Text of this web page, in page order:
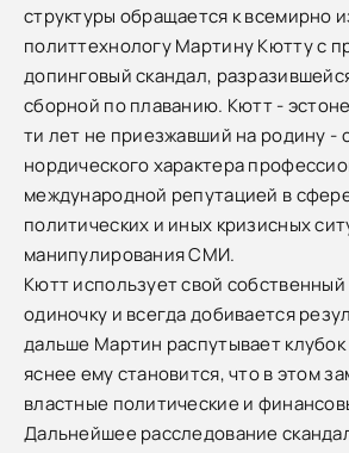
структуры обращается к всемирно
политтехнологу Мартину Кютту с
допинговый скандал,
сборной по плаванию. Кютт -
ти лет не приезжавший на родину -
нордического характера
международной репутацией в
политических и иных кризисных
манипулирования СМИ.
Кютт использует свой
одиночку и всегда добивается
дальше Мартин распутывает
яснее ему становится, что в этом
властные политические и
Дальнейшее расследование